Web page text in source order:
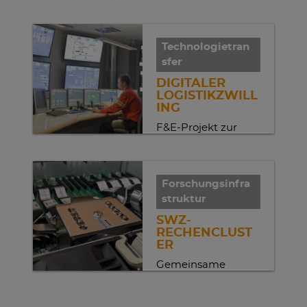
Technologietran
sfer
DIGITALER
LOGISTIKZWILL
ING
F&E-Projekt zur
Walzwerks der AG
der Dillinger
Hüttenwerke
Forschungsinfra
struktur
SWZ-
RECHENCLUST
ER
Gemeinsame